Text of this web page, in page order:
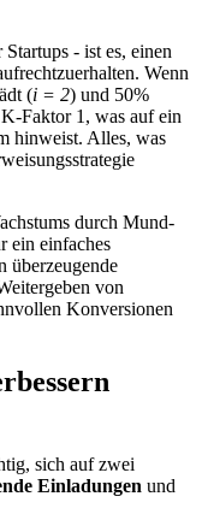
- ist es, einen
Wenn
(i = 2) und 50%
Faktor 1, was auf ein
hinweist. Alles, was
durch Mund-
ein einfaches
überzeugende
von
Konversionen
sich auf zwei
Einladungen und